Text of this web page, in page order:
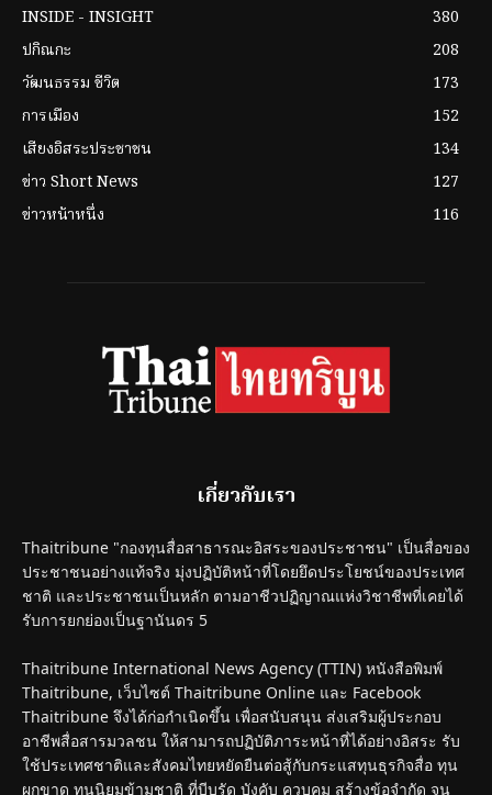
INSIDE - INSIGHT
380
ปกิณกะ
208
วัฒนธรรม ชีวิต
173
การเมือง
152
เสียงอิสระประชาชน
134
ข่าว Short News
127
ข่าวหน้าหนึ่ง
116
เกี่ยวกับเรา
Thaitribune "กองทุนสื่อสาธารณะอิสระของประชาชน" เป็นสื่อของ
ประชาชนอย่างแท้จริง มุ่งปฏิบัติหน้าที่โดยยึดประโยชน์ของประเทศ
ชาติ และประชาชนเป็นหลัก ตามอาชีวปฏิญาณแห่งวิชาชีพที่เคยได้
รับการยกย่องเป็นฐานันดร 5
Thaitribune International News Agency (TTIN) หนังสือพิมพ์
Thaitribune, เว็บไซต์ Thaitribune Online และ Facebook
Thaitribune จึงได้ก่อกำเนิดขึ้น เพื่อสนับสนุน ส่งเสริมผู้ประกอบ
อาชีพสื่อสารมวลชน ให้สามารถปฏิบัติภาระหน้าที่ได้อย่างอิสระ รับ
ใช้ประเทศชาติและสังคมไทยหยัดยืนต่อสู้กับกระแสทุนธุรกิจสื่อ ทุน
ผูกขาด ทุนนิยมข้ามชาติ ที่บีบรัด บังคับ ควบคุม สร้างข้อจำกัด จน